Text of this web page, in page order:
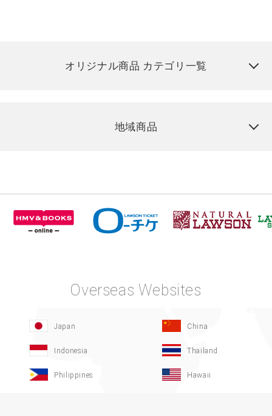
オリジナル商品 カテゴリ一覧
地域商品
Overseas Websites
Japan China
Indonesia Thailand
Philippines Hawaii